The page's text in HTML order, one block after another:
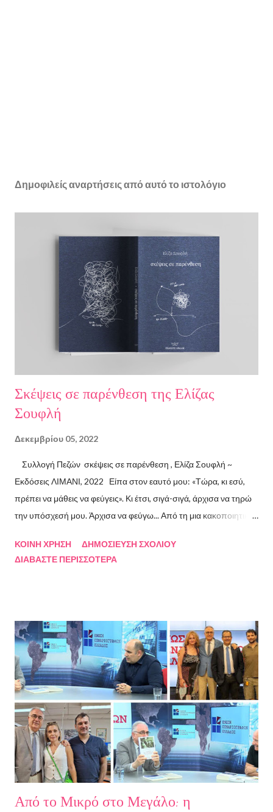
Δημοφιλείς αναρτήσεις από αυτό το ιστολόγιο
Σκέψεις σε παρένθεση της Ελίζας
Σουφλή
Δεκεμβρίου 05, 2022
Συλλογή Πεζών σκέψεις σε παρένθεση , Ελίζα Σουφλή ~
Εκδόσεις ΛΙΜΑΝΙ, 2022 Είπα στον εαυτό μου: «Τώρα, κι εσύ,
πρέπει να μάθεις να φεύγεις». Κι έτσι, σιγά-σιγά, άρχισα να τηρώ
την υπόσχεσή μου. Άρχισα να φεύγω... Από τη μια κακοποιητική
συμβάσεις ασύμβατες με το εγώ μου, από ταμπέλες που
Σχετικά με την συγγραφέα Η Ελίζα Σουφλή γεννήθηκε το 1989 και
μεγάλωσε στον Πειραιά. Αποφοίτησε από το Τμήμα Νομικής του
Αριστοτελείου Πανεπιστημίου Θεσσαλονίκης. Έχει κάνει επίσης
σπουδές στη μουσική, την ιστορία της τέχνης και τη φιλολογία
στην Ελλάδα και το εξωτερικό. Από το 2008 ασχολείται με την
πολιτιστική δημοσιογραφία και διατηρεί τον πολιτιστικό ιστότοπο
ART.harbour. Έζησε κα...
ΚΟΙΝΉ ΧΡΉΣΗ
ΔΗΜΟΣΊΕΥΣΗ ΣΧΟΛΊΟΥ
ΔΙΑΒΆΣΤΕ ΠΕΡΙΣΣΌΤΕΡΑ
Από το Μικρό στο Μεγάλο: η